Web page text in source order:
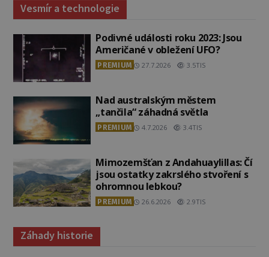
Vesmír a technologie
Podivné události roku 2023: Jsou
Američané v obležení UFO?
PREMIUM 27.7.2026 3.5TIS
Nad australským městem
„tančila“ záhadná světla
PREMIUM 4.7.2026 3.4TIS
Mimozemšťan z Andahuaylillas: Čí
jsou ostatky zakrslého stvoření s
ohromnou lebkou?
PREMIUM 26.6.2026 2.9TIS
Záhady historie